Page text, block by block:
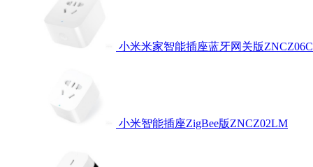
小米米家智能插座蓝牙网关版
小米智能插座ZigBee版ZNCZ02LM